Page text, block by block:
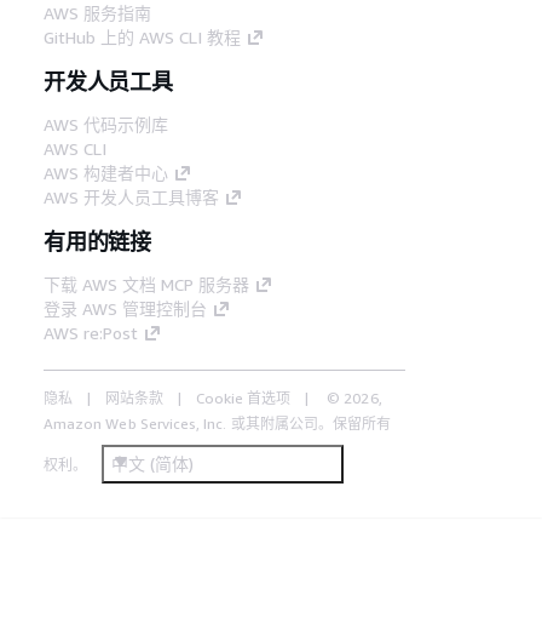
AWS 服务指南
GitHub 上的 AWS CLI 教程
开发人员工具
AWS 代码示例库
AWS CLI
AWS 构建者中心
AWS 开发人员工具博客
有用的链接
下载 AWS 文档 MCP 服务器
登录 AWS 管理控制台
AWS re:Post
隐私 网站条款 Cookie 首选项
© 2026,
Amazon Web Services, Inc. 或其附属公司。保留所有
权利。 中文 (简体)